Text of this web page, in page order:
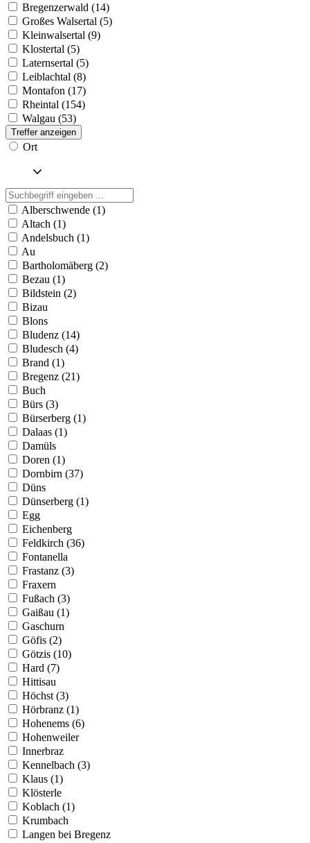
Bregenzerwald (14)
Großes Walsertal (5)
Kleinwalsertal (9)
Klostertal (5)
Laternsertal (5)
Leiblachtal (8)
Montafon (17)
Rheintal (154)
Walgau (53)
Treffer anzeigen
Ort
Alberschwende (1)
Altach (1)
Andelsbuch (1)
Au
Bartholomäberg (2)
Bezau (1)
Bildstein (2)
Bizau
Blons
Bludenz (14)
Bludesch (4)
Brand (1)
Bregenz (21)
Buch
Bürs (3)
Bürserberg (1)
Dalaas (1)
Damüls
Doren (1)
Dornbirn (37)
Düns
Dünserberg (1)
Egg
Eichenberg
Feldkirch (36)
Fontanella
Frastanz (3)
Fraxern
Fußach (3)
Gaißau (1)
Gaschurn
Göfis (2)
Götzis (10)
Hard (7)
Hittisau
Höchst (3)
Hörbranz (1)
Hohenems (6)
Hohenweiler
Innerbraz
Kennelbach (3)
Klaus (1)
Klösterle
Koblach (1)
Krumbach
Langen bei Bregenz